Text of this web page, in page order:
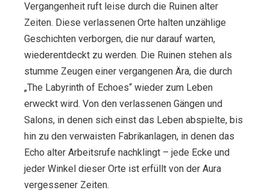
Vergangenheit ruft leise durch die Ruinen alter
Zeiten. Diese verlassenen Orte halten unzählige
Geschichten verborgen, die nur darauf warten,
wiederentdeckt zu werden. Die Ruinen stehen als
stumme Zeugen einer vergangenen Ära, die durch
„The Labyrinth of Echoes“ wieder zum Leben
erweckt wird. Von den verlassenen Gängen und
Salons, in denen sich einst das Leben abspielte, bis
hin zu den verwaisten Fabrikanlagen, in denen das
Echo alter Arbeitsrufe nachklingt – jede Ecke und
jeder Winkel dieser Orte ist erfüllt von der Aura
vergessener Zeiten.